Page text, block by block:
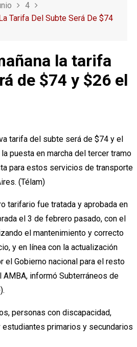
4
Tarifa Del Subte Será De $74
la tarifa
de $74 y $26 el
tarifa del subte será de $74 y el
puesta en marcha del tercer tramo
para estos servicios de transporte
(Télam)
tarifario fue tratada y aprobada en
el 3 de febrero pasado, con el
el mantenimiento y correcto
y en línea con la actualización
el Gobierno nacional para el resto
informó Subterráneos de
personas con discapacidad,
primarios y secundarios